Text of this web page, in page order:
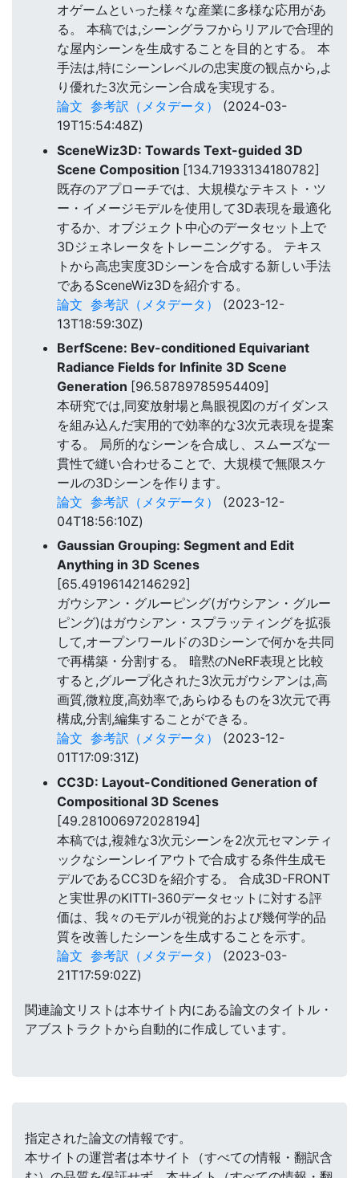
オゲームといった様々な産業に多様な応用があ
る。 本稿では,シーングラフからリアルで合理的
な屋内シーンを生成することを目的とする。 本
手法は,特にシーンレベルの忠実度の観点から,よ
り優れた3次元シーン合成を実現する。
論文 参考訳（メタデータ）
(2024-03-
19T15:54:48Z)
SceneWiz3D: Towards Text-guided 3D
Scene Composition [134.71933134180782]
既存のアプローチでは、大規模なテキスト・ツ
ー・イメージモデルを使用して3D表現を最適化
するか、オブジェクト中心のデータセット上で
3Dジェネレータをトレーニングする。 テキス
トから高忠実度3Dシーンを合成する新しい手法
であるSceneWiz3Dを紹介する。
論文 参考訳（メタデータ）
(2023-12-
13T18:59:30Z)
BerfScene: Bev-conditioned Equivariant
Radiance Fields for Infinite 3D Scene
Generation [96.58789785954409]
本研究では,同変放射場と鳥眼視図のガイダンス
を組み込んだ実用的で効率的な3次元表現を提案
する。 局所的なシーンを合成し、スムーズな一
貫性で縫い合わせることで、大規模で無限スケ
ールの3Dシーンを作ります。
論文 参考訳（メタデータ）
(2023-12-
04T18:56:10Z)
Gaussian Grouping: Segment and Edit
Anything in 3D Scenes
[65.49196142146292]
ガウシアン・グルーピング(ガウシアン・グルー
ピング)はガウシアン・スプラッティングを拡張
して,オープンワールドの3Dシーンで何かを共同
で再構築・分割する。 暗黙のNeRF表現と比較
すると,グループ化された3次元ガウシアンは,高
画質,微粒度,高効率で,あらゆるものを3次元で再
構成,分割,編集することができる。
論文 参考訳（メタデータ）
(2023-12-
01T17:09:31Z)
CC3D: Layout-Conditioned Generation of
Compositional 3D Scenes
[49.281006972028194]
本稿では,複雑な3次元シーンを2次元セマンティ
ックなシーンレイアウトで合成する条件生成モ
デルであるCC3Dを紹介する。 合成3D-FRONT
と実世界のKITTI-360データセットに対する評
価は、我々のモデルが視覚的および幾何学的品
質を改善したシーンを生成することを示す。
論文 参考訳（メタデータ）
(2023-03-
21T17:59:02Z)
関連論文リストは本サイト内にある論文のタイトル・
アブストラクトから自動的に作成しています。
指定された論文の情報です。
本サイトの運営者は本サイト（すべての情報・翻訳含